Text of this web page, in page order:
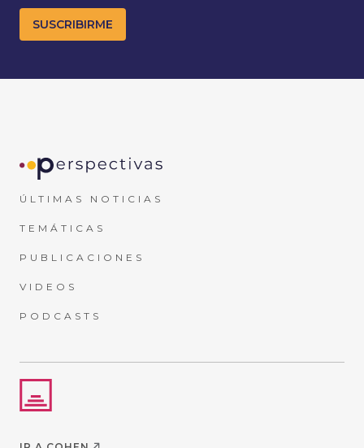
ÚLTIMAS NOTICIAS
TEMÁTICAS
PUBLICACIONES
VIDEOS
PODCASTS